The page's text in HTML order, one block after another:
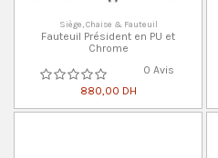
Siège, Chaise & Fauteuil
Fauteuil Président en PU et
Chrome
0 Avis
880,00 DH